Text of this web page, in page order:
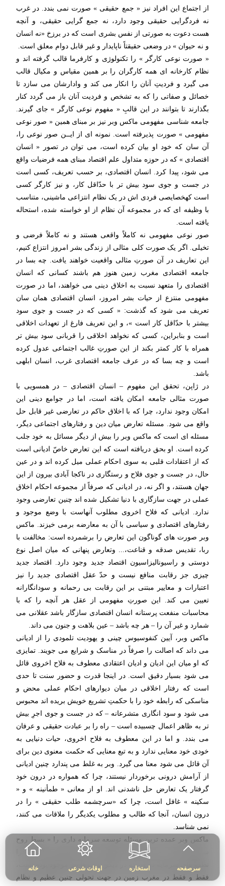
سرصفحه استخاره اوقات شرعی خانه
از اجتماع این افراد نیز « جمع حقیقی » صورت نمی بندد. در غرب
نه فردگرایی حقیقی وجود دارد، نه جمع گرایی حقیقی، و آنچه
هست دعوت به صورتی از نفس بشری است که در برزخ «نه انسان
و نه حیوان » در وضعی حقیقتاً ناپایدار و غیر قابل دوام معلق است.
« صورت نوعی کارگر » را تکنولوژی و کارفرما قالب گرفته اند و
نظام کارخانه ای همه کارگران را بر همین مقیاس و مکیال قالب
می گیرد و فردیتِ آنان را انکار می کند و وادارشان می سازد تا
خصائل و صفاتی را که به تشخص و فردیت آنان باز می گردد کنار
بگذارند تا بتوانند در این قالبِ « مفهوم نوعی کارگر » جای گیرند.
جامعه شناسی مفهومی ماکس وبر نیز بر مبنای همین « صور نوعی
مفهومی » صورت پذیرفته است. نمونه ای از ایــن صور نوعی را،
آن سان که خود او بیان کرده است، می توان در تصور « انسان
اقتصادی » که در حوزه متداول علم اقتصاد مبنای همه فرضیات واقع
می شود، پیدا کرد. انسان اقتصادی، بر حسب تعریف، کسی است
در جست و جوی سود بیش تر با حدّاقل کار، و نیز کارگر کسی
است کهخصایصی فردی اش در یک نظام انتزاعی ماشینی، متناسب
با وظیفه ای که در مجموعه آن نظام از او خواسته شده، استحاله
یافته است.
صور نوعی مفهومی نه کاملاً واقعی هستند و نه کاملاً فرضی و
تخیلی. اگر یک صورت کلی مثالی از زندگی بشر امروز انتزاع کنیم،
این تعاریف در آن صورتِ مثالی واقعیت خواهند یافت. چه بسا در
جامعه اقتصادی مغرب زمین هنوز هم باشند کسانی که انسان
اقتصادی را متعهد نسبت به اخلاق دینی می خواهند، اما در صورت
مفهومی منتزع از حیات بشر امروز، انسان اقتصادی همان سان
تعریف می شود که گذشت: « کسی که در جست و جوی سود
بیشتر با حدّاقل کار است »، و این تعریف فارغ از تعهدات اخلاقی
است و بنابراین، کسی که نخواهد اخلاقی را قربانی سود بیش تر
همراه با کار کمتر بکند از این صورتِ غالب اجتماعی عدول کرده
است و چه بسا که در عرف جامعه اقتصادی غرب، انسان ابلهی
باشد.
در ژاپن، تحقق این مفهوم – انسان اقتصادی – در همسویی با
صورت مثالی جامعه امکان یافته است، اما در جوامع دینی این
امکان وجود ندارد، چرا که با اخلاق حاکم در تعارضی غیر قابل حل
واقع می شود. مسئله تعارض میان دین و رفتارهای اجتماعی دیگر،
مسئله ای است که ماکس وبر را بیش از دیگر مسائل به خود جلب
کرده است. او بحق دریافته است که این تعارض خاصّ ادیانی است
که از اعتقادات قلبی به سوی احکام عملی میل کرده اند و در عین
حال، در جست و جوی فلاح و رستگاری در ناکجا آبادی بیرون از این
جهان هستند، و اگر نه، در ادیانی که صرفاً از مجموعه احکام اخلاق
عملی در جهت سازگاری با دنیا تشکیل شده اند چنین تعارضی وجود
ندارد. ادیانی که فلاح اخروی مطلوب آنهاست با وضع موجود و
رفتارهای اقتصادی و سیاسی با آن به معارضه برمی خیزند. ماکس
وبر صورت های گوناگون این تعارض را برشمرده است: مخالفت با
ربا، تقدیس صدقه و قناعت،... وتعارض پنهانی که میان اصل نوع
دوستی و راسیونالیزاسیون اقتصاد جدید وجود دارد. اقتصاد جدید
چیزی جز رقابت منافع نیست و حدّ عقل اقتصادی جدید را نیز
اعتبارات و معاییر مبتنی بر این رقابت بی رحمانه و سودانگارانه
تعیین می کند. این صورتِ مفهومی از عقل هر آنچه را که با
محاسبات منفعت پرستانه انسان اقتصادی سازگار باشد عقلانی می
شمارد و غیر آن را – هر چه باشد – عین بلاهت و جنون می داند.
ماکس وبر، آیین کنفوسیوس چینی و یهودیت تلمودی را از ادیانی
می داند که اصالت را صرفاً در مناسک و شرایع می جویند. تمایزی
که او میان این ادیان و ادیان اعتقادی معطوف به فلاح اخروی قائل
می شود بسیار دقیق است. در اینجا قدرت و حضور سنت تا حدی
است که رفتار اخلاقی در میان دیوارهای احکام عملی محض و
مناسکی که رابطه خود را با حکمتِ تشریع خویش بریده اند محبوس
می شود و سود انگاری متشرعانه – که در جست و جوی اجرِ بیش
تر به ظاهر اعمال چسبیده است – راه را بر عبادت حقیقی و عرفان
می بندد. و اما در این معطوف به فلاح اخروی، حیات دنیایی به
خودی خود معنایی ندارد و به تبع معنایی که حکمت معنوی دین برای
آن قائل می شود معنا می گیرد. وبر به غلط می پندارد چنین ادیانی
از آرامش درونی برخوردار نیستند، چرا که همواره در درون خود
گرفتار یک تعارض حل ناشدنی اند. او از معانی « طمأنینه » و «
سکینه » غافل است، چرا که «سرچشمه طلب حقیقی » را در
درون انسان، آنجا که طالب و مطلوب یکدیگر را ملاقات می کنند،
نمی شناسد.
ماکس وبر عمده ترین مسئله توسعه سرمایه داری را « بسط روح
سرمایه داری » می داند. او در جواب به این پرسش بزرگ که چرا
نطفه های سرمایه داری، که در دیگر تمدن ها نیز موجود بوده است،
فقط و فقط در مغرب زمین در جهت تحولی چنین عظیم و نظام